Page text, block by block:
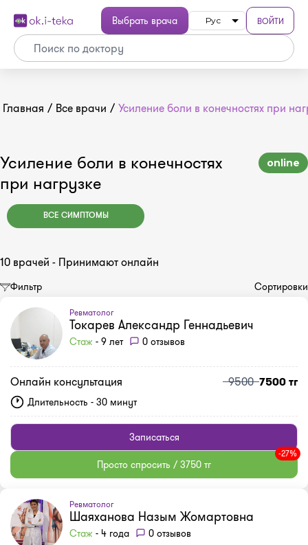
Выбрать врача Рус ВОЙТИ
Главная / Все врачи / Усиление боли в конечностях при
Усиление боли в конечностях
при нагрузке
online
ВСЕ СИМПТОМЫ
10 врачей - Принимают онлайн
Фильтр Сортировки
Ревматолог
Токарев Александр Геннадьевич
Стаж - 9 лет 0 отзывов
Онлайн консультация 95007500 тг
Длительность - 30 минут
Записаться
Просто спросить / 3750 тг
-27%
Ревматолог
Шаяханова Назым Жомартовна
Стаж - 4 года 0 отзывов